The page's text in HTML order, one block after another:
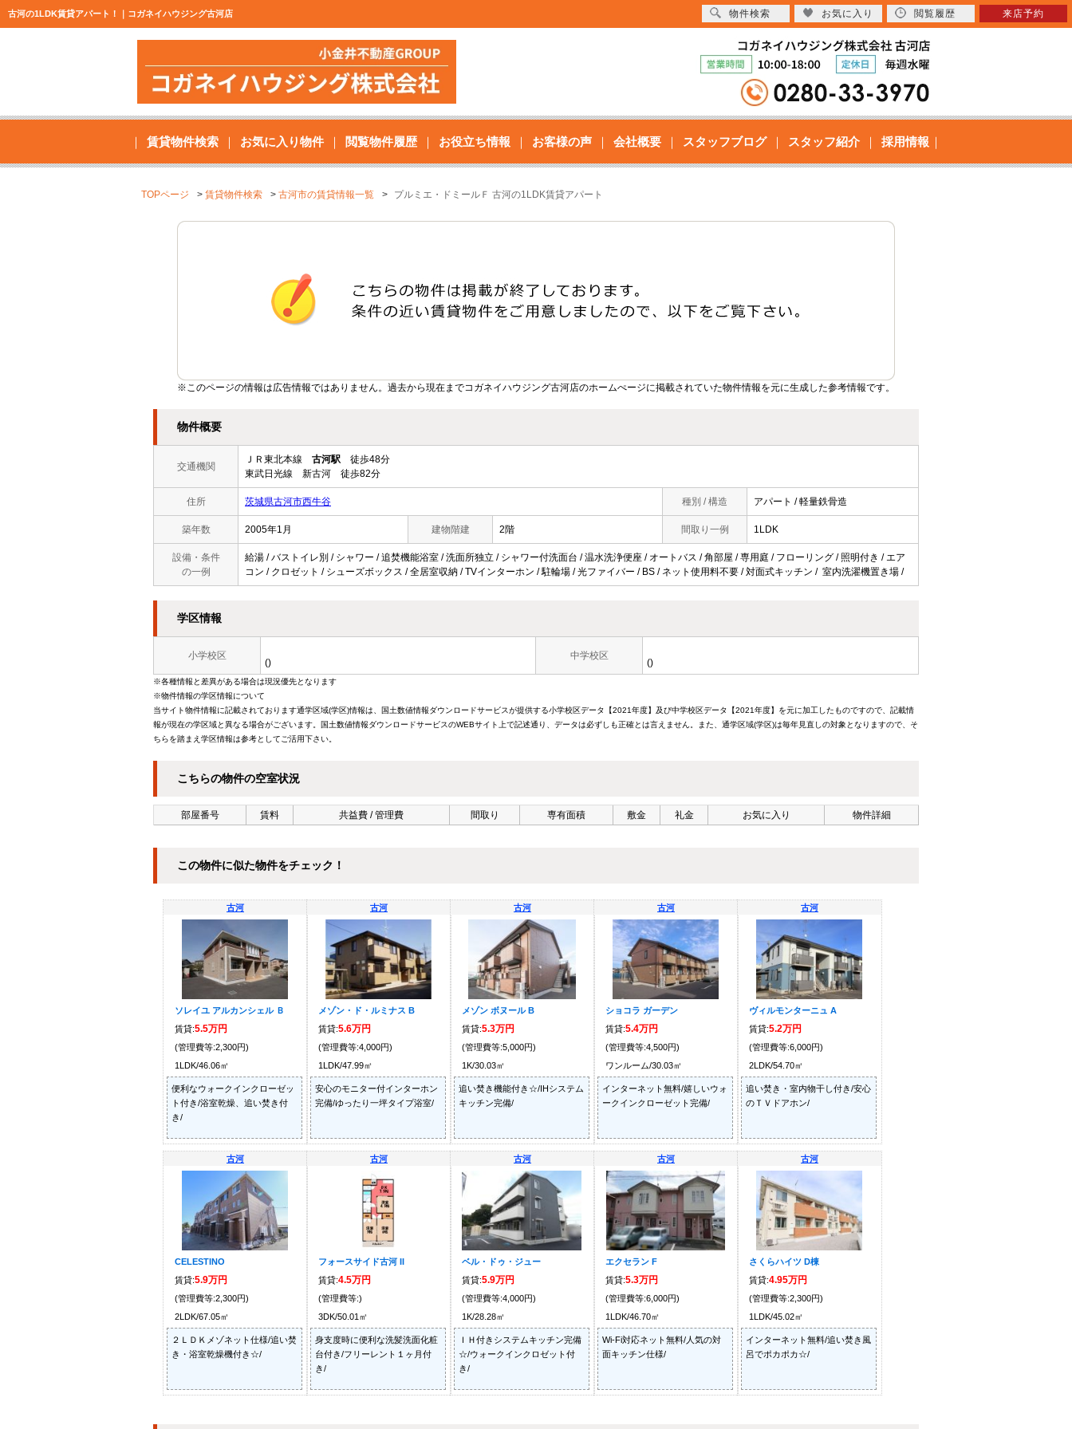
古河の1LDK賃貸アパート！｜コガネイハウジング古河店
賃貸物件検索 お気に入り物件 閲覧物件履歴 お役立ち情報 お客様の声 会社概要 スタッフブログ スタッフ紹介 採用情報
TOPページ 賃貸物件検索 古河市の賃貸情報一覧 プルミエ・ドミールＦ 古河の1LDK賃貸アパート
※このページの情報は広告情報ではありません。過去から現在までコガネイハウジング古河店のホームぺージに掲載されていた物件情報を元に生成した参考情報です。
物件概要
交通機関
ＪＲ東北本線 古河駅 徒歩48分
東武日光線 新古河 徒歩82分
住所 茨城県古河市西牛谷 種別 / 構造 アパート / 軽量鉄骨造
築年数 2005年1月 建物階建 2階 間取り一例 1LDK
設備・条件
の一例
給湯 / バストイレ別 / シャワー / 追焚機能浴室 / 洗面所独立 / シャワー付洗面台 / 温水洗浄便座 / オートバス / 角部屋 / 専用庭 / フローリング / 照明付き / エア
コン / クロゼット / シューズボックス / 全居室収納 / TVインターホン / 駐輪場 / 光ファイバー / BS / ネット使用料不要 / 対面式キッチン / 室内洗濯機置き場 /
学区情報
小学校区
()
中学校区
()
※各種情報と差異がある場合は現況優先となります
※物件情報の学区情報について
当サイト物件情報に記載されております通学区域(学区)情報は、国土数値情報ダウンロードサービスが提供する小学校区データ【2021年度】及び中学校区データ【2021年度】を元に加工したものですので、記載情
報が現在の学区域と異なる場合がございます。国土数値情報ダウンロードサービスのWEBサイト上で記述通り、データは必ずしも正確とは言えません。また、通学区域(学区)は毎年見直しの対象となりますので、そ
ちらを踏まえ学区情報は参考としてご活用下さい。
こちらの物件の空室状況
部屋番号 賃料 共益費 / 管理費 間取り 専有面積 敷金 礼金 お気に入り 物件詳細
この物件に似た物件をチェック！
古河
ソレイユ アルカンシェル Ｂ
賃貸:5.5万円
(管理費等:2,300円)
1LDK/46.06㎡
便利なウォークインクローゼッ
ト付き/浴室乾燥、追い焚き付
き/
古河
メゾン・ド・ルミナス B
賃貸:5.6万円
(管理費等:4,000円)
1LDK/47.99㎡
安心のモニター付インターホン
完備/ゆったり一坪タイプ浴室/
古河
メゾン ボヌール B
賃貸:5.3万円
(管理費等:5,000円)
1K/30.03㎡
追い焚き機能付き☆/IHシステム
キッチン完備/
古河
ショコラ ガーデン
賃貸:5.4万円
(管理費等:4,500円)
ワンルーム/30.03㎡
インターネット無料/嬉しいウォ
ークインクローゼット完備/
古河
ヴィルモンターニュ A
賃貸:5.2万円
(管理費等:6,000円)
2LDK/54.70㎡
追い焚き・室内物干し付き/安心
のＴＶドアホン/
古河
CELESTINO
賃貸:5.9万円
(管理費等:2,300円)
2LDK/67.05㎡
２ＬＤＫメゾネット仕様/追い焚
き・浴室乾燥機付き☆/
古河
フォースサイド古河 II
賃貸:4.5万円
(管理費等:)
3DK/50.01㎡
身支度時に便利な洗髪洗面化粧
台付き/フリーレント１ヶ月付
き/
古河
ベル・ドゥ・ジュー
賃貸:5.9万円
(管理費等:4,000円)
1K/28.28㎡
ＩＨ付きシステムキッチン完備
☆/ウォークインクロゼット付
き/
古河
エクセラン F
賃貸:5.3万円
(管理費等:6,000円)
1LDK/46.70㎡
Wi-Fi対応ネット無料/人気の対
面キッチン仕様/
古河
さくらハイツ D棟
賃貸:4.95万円
(管理費等:2,300円)
1LDK/45.02㎡
インターネット無料/追い焚き風
呂でポカポカ☆/
物件検索 お気に入り 閲覧履歴 来店予約